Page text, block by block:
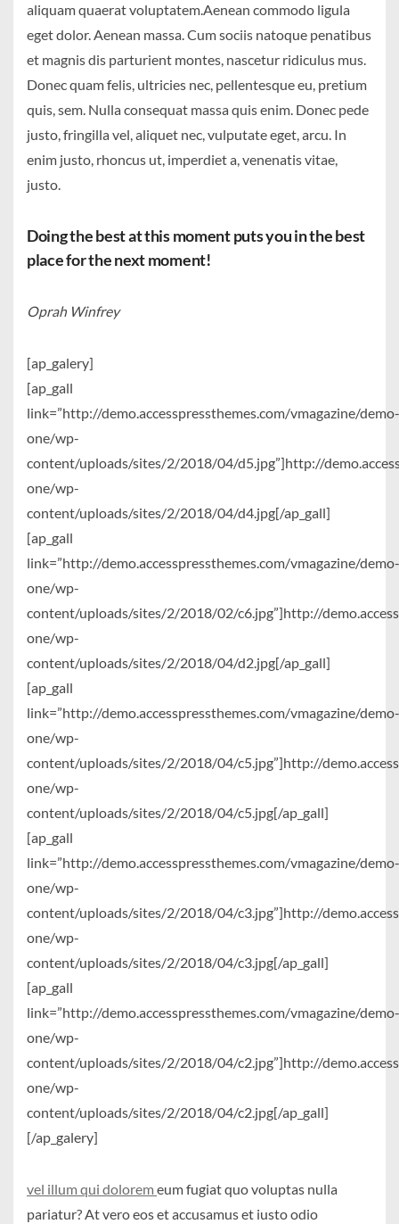
aliquam quaerat voluptatem.Aenean commodo ligula
eget dolor. Aenean massa. Cum sociis natoque penatibus
et magnis dis parturient montes, nascetur ridiculus mus.
Donec quam felis, ultricies nec, pellentesque eu, pretium
quis, sem. Nulla consequat massa quis enim. Donec pede
justo, fringilla vel, aliquet nec, vulputate eget, arcu. In
enim justo, rhoncus ut, imperdiet a, venenatis vitae,
justo.
Doing the best at this moment puts you in the best
place for the next moment!
Oprah Winfrey
[ap_galery]
[ap_gall
link=”http://demo.accesspressthemes.com/vmagazine/demo-
one/wp-
content/uploads/sites/2/2018/04/d5.jpg”]http://
one/wp-
content/uploads/sites/2/2018/04/d4.jpg[/ap_gall]
[ap_gall
link=”http://demo.accesspressthemes.com/vmagazine/demo-
one/wp-
content/uploads/sites/2/2018/02/c6.jpg”]http://
one/wp-
content/uploads/sites/2/2018/04/d2.jpg[/ap_gall]
[ap_gall
link=”http://demo.accesspressthemes.com/vmagazine/demo-
one/wp-
content/uploads/sites/2/2018/04/c5.jpg”]http://
one/wp-
content/uploads/sites/2/2018/04/c5.jpg[/ap_gall]
[ap_gall
link=”http://demo.accesspressthemes.com/vmagazine/demo-
one/wp-
content/uploads/sites/2/2018/04/c3.jpg”]http://
one/wp-
content/uploads/sites/2/2018/04/c3.jpg[/ap_gall]
[ap_gall
link=”http://demo.accesspressthemes.com/vmagazine/demo-
one/wp-
content/uploads/sites/2/2018/04/c2.jpg”]http://
one/wp-
content/uploads/sites/2/2018/04/c2.jpg[/ap_gall]
[/ap_galery]
vel illum qui dolorem eum fugiat quo voluptas nulla
pariatur? At vero eos et accusamus et iusto odio